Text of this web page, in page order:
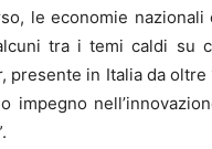
le economie nazionali
tra i temi caldi su
presente in Italia da oltre
impegno